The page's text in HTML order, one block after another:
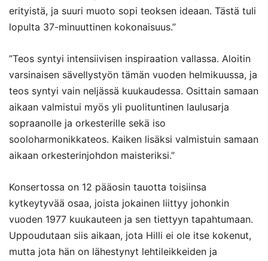
erityistä, ja suuri muoto sopi teoksen ideaan. Tästä tuli
lopulta 37-minuuttinen kokonaisuus.”
”Teos syntyi intensiivisen inspiraation vallassa. Aloitin
varsinaisen sävellystyön tämän vuoden helmikuussa, ja
teos syntyi vain neljässä kuukaudessa. Osittain samaan
aikaan valmistui myös yli puolituntinen laulusarja
sopraanolle ja orkesterille sekä iso
sooloharmonikkateos. Kaiken lisäksi valmistuin samaan
aikaan orkesterinjohdon maisteriksi.”
Konsertossa on 12 pääosin tauotta toisiinsa
kytkeytyvää osaa, joista jokainen liittyy johonkin
vuoden 1977 kuukauteen ja sen tiettyyn tapahtumaan.
Uppoudutaan siis aikaan, jota Hilli ei ole itse kokenut,
mutta jota hän on lähestynyt lehtileikkeiden ja